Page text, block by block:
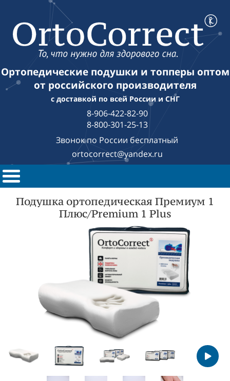
Ортопедические подушки и топперы оптом
от российского производителя
с доставкой по всей России и СНГ
8-906-422-82-90
8-800-301-25-13
Звонок по России бесплатный
ortocorrect@yandex.ru
Подушка ортопедическая Премиум 1
Плюс/Premium 1 Plus